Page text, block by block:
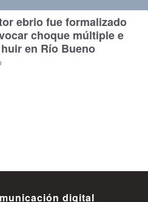
ebrio fue formalizado
choque múltiple e
en Río Bueno
digital